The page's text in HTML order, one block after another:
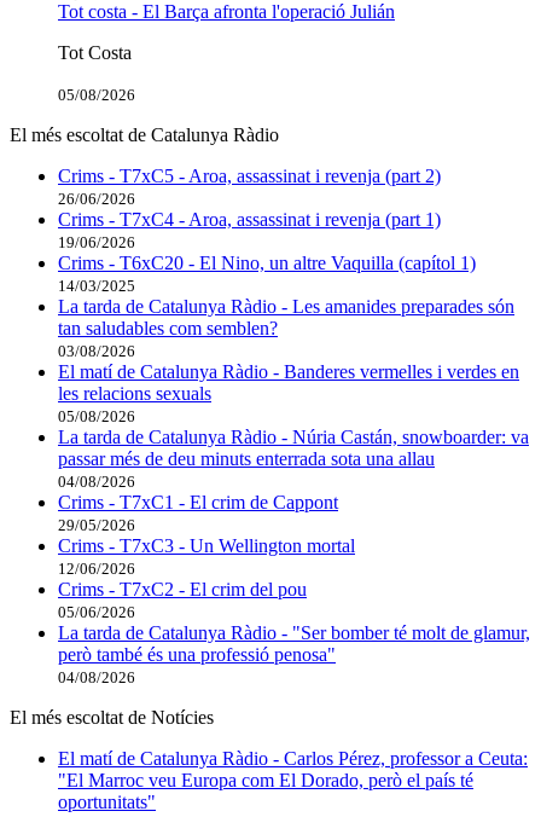
Tot costa - El Barça afronta l'operació Julián
Tot Costa
05/08/2026
El més escoltat de Catalunya Ràdio
Crims - T7xC5 - Aroa, assassinat i revenja (part 2)
26/06/2026
Crims - T7xC4 - Aroa, assassinat i revenja (part 1)
19/06/2026
Crims - T6xC20 - El Nino, un altre Vaquilla (capítol 1)
14/03/2025
La tarda de Catalunya Ràdio - Les amanides preparades són
tan saludables com semblen?
03/08/2026
El matí de Catalunya Ràdio - Banderes vermelles i verdes en
les relacions sexuals
05/08/2026
La tarda de Catalunya Ràdio - Núria Castán, snowboarder: va
passar més de deu minuts enterrada sota una allau
04/08/2026
Crims - T7xC1 - El crim de Cappont
29/05/2026
Crims - T7xC3 - Un Wellington mortal
12/06/2026
Crims - T7xC2 - El crim del pou
05/06/2026
La tarda de Catalunya Ràdio - "Ser bomber té molt de glamur,
però també és una professió penosa"
04/08/2026
El més escoltat de Notícies
El matí de Catalunya Ràdio - Carlos Pérez, professor a Ceuta:
"El Marroc veu Europa com El Dorado, però el país té
oportunitats"